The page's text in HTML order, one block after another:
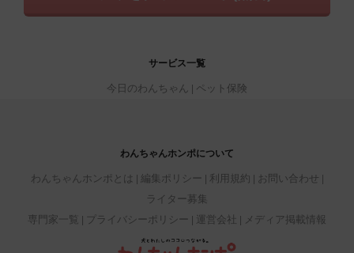
サービス一覧
今日のわんちゃん ペット保険
わんちゃんホンポについて
わんちゃんホンポとは 編集ポリシー 利用規約
お問い合わせ
ライター募集
専門家一覧
プライバシーポリシー 運営会社 メディア掲載情報